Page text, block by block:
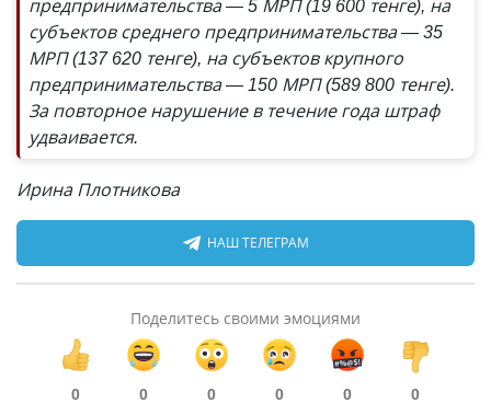
предпринимательства — 5 МРП (19 600 тенге), на
субъектов среднего предпринимательства — 35
МРП (137 620 тенге), на субъектов крупного
предпринимательства — 150 МРП (589 800 тенге).
За повторное нарушение в течение года штраф
удваивается.
Ирина Плотникова
НАШ ТЕЛЕГРАМ
Поделитесь своими эмоциями
0 0 0 0 0 0